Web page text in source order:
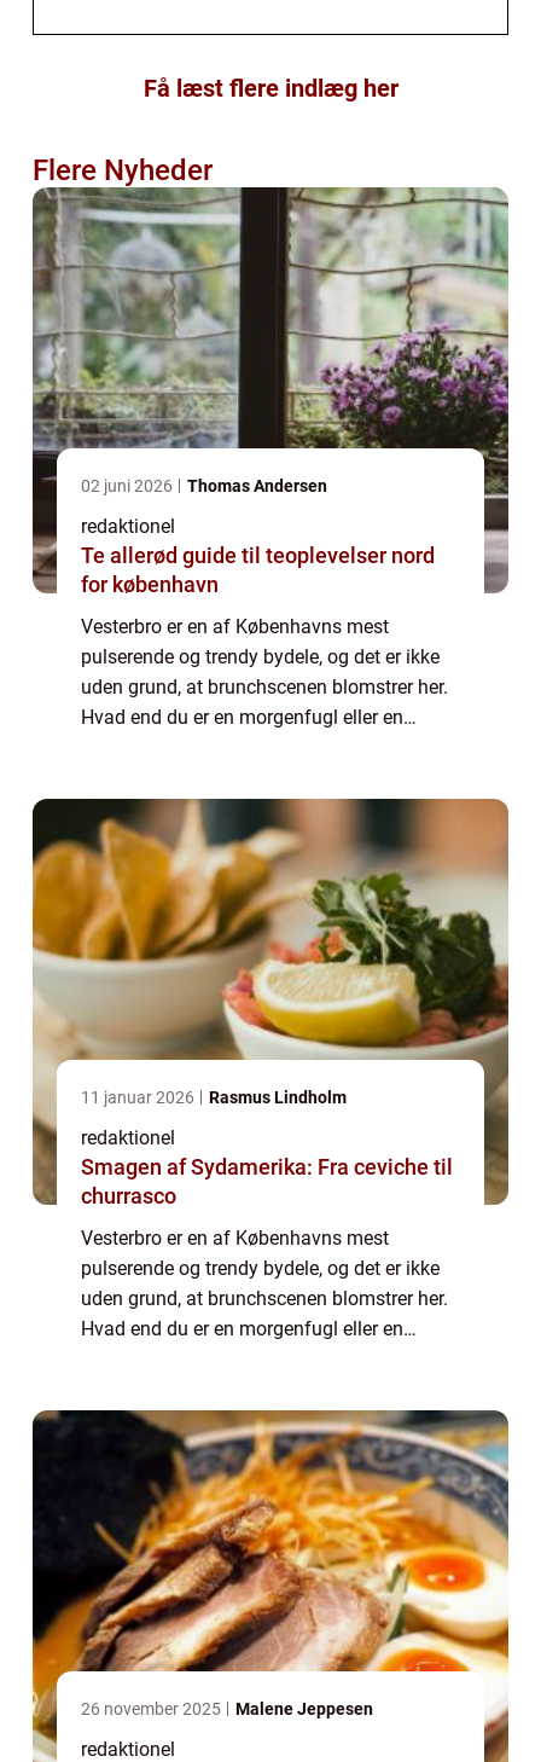
Få læst flere indlæg her
Flere Nyheder
02 juni 2026 Thomas Andersen
redaktionel
Te allerød guide til teoplevelser nord
for københavn
Vesterbro er en af Københavns mest
pulserende og trendy bydele, og det er ikke
uden grund, at brunchscenen blomstrer her.
Hvad end du er en morgenfugl eller en
11 januar 2026 Rasmus Lindholm
redaktionel
Smagen af Sydamerika: Fra ceviche til
churrasco
Vesterbro er en af Københavns mest
pulserende og trendy bydele, og det er ikke
uden grund, at brunchscenen blomstrer her.
Hvad end du er en morgenfugl eller en
fra klass...
26 november 2025 Malene Jeppesen
redaktionel